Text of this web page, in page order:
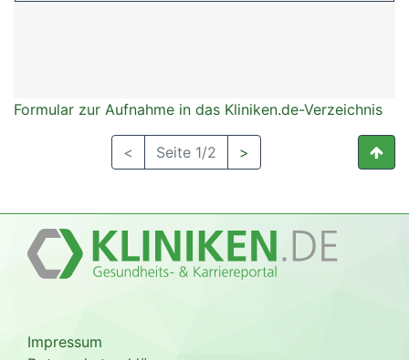
Formular zur Aufnahme in das Kliniken.de-Verzeichnis
< Seite 1/2 >
Impressum